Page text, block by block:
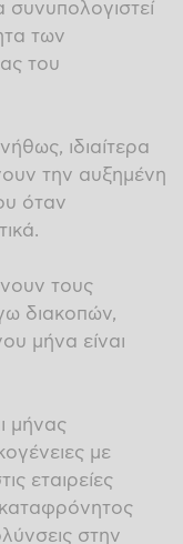
των
του
ιδιαίτερα
την αυξημένη
όταν
τους
διακοπών,
μήνα είναι
μήνας
με
εταιρείες
στην